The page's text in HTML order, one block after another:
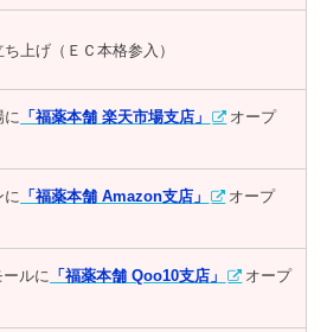
上げ（ＥＣ本格参入）
「福薬本舗 楽天市場支店」
オープ
「福薬本舗 Amazon支店」
オープ
ルに 「福薬本舗 Qoo10支店」
オープ